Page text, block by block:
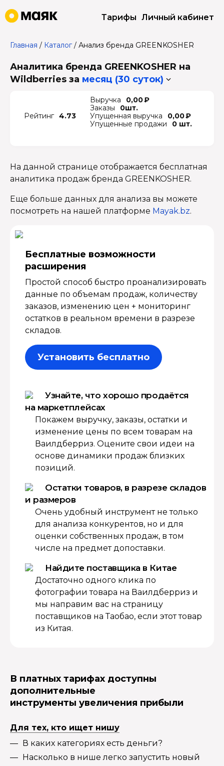
Тарифы Личный кабинет
Главная / Каталог/ Анализ бренда GREENKOSHER
Аналитика бренда GREENKOSHER на
Wildberries за месяц (30 суток)
Рейтинг 4.73
Выручка
0,00 ₽
Заказы
0шт.
Упущенная выручка
0,00 ₽
Упущенные продажи
0 шт.
На данной странице отображается бесплатная
аналитика продаж бренда GREENKOSHER.
Еще больше данных для анализа вы можете
посмотреть на нашей платформе Mayak.bz.
Бесплатные возмож­ности
расширения
Простой способ быстро проанализировать
данные по объемам продаж, количеству
заказов, изменению цен + мониторинг
остатков в реальном времени в разрезе
складов.
Установить бесплатно
Узнайте, что хорошо продаётся
на маркетплейсах
Покажем выручку, заказы, остатки и
изменение цены по всем товарам на
Ваилдберриз. Оцените свои идеи на
основе динамики продаж близких
позиций.
Остатки товаров, в разрезе складов
и размеров
Очень удобный инструмент не только
для анализа конкурентов, но и для
оценки собственных продаж, в том
числе на предмет допоставки.
Найдите поставщика в Китае
Достаточно одного клика по
фотографии товара на Ваилдберриз и
мы направим вас на страницу
поставщиков на Таобао, если этот товар
из Китая.
В платных тарифах доступны
дополнительные
инструменты увеличения прибыли
Для тех, кто ищет нишу
В каких категориях есть деньги?
Насколько в нише легко запустить новый